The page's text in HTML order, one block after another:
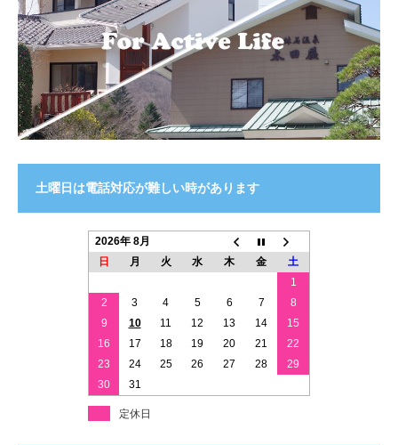
土曜日は電話対応が難しい時があります
2026年 8月
日
月 火 水 木 金
土
1
2
3 4 5 6 7
8
9
10 11 12 13 14
15
16
17 18 19 20 21
22
23
24 25 26 27 28
29
30
31
定休日